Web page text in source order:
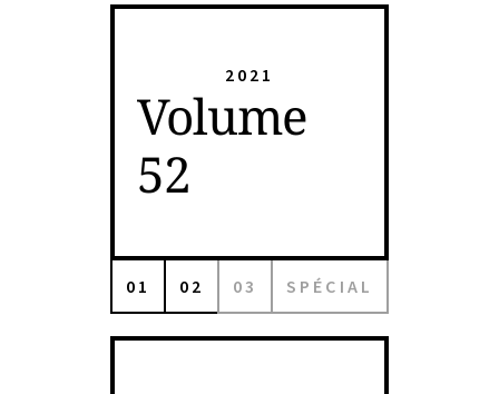
2021
Volume
52
01 02 03 SPÉCIAL